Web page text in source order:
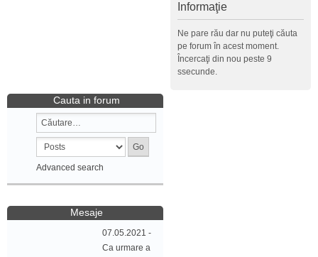
Informaţie
Ne pare rău dar nu puteţi căuta
pe forum în acest moment.
Încercaţi din nou peste 9
ssecunde.
Cauta in forum
Advanced search
Mesaje
07.05.2021 -
Ca urmare a